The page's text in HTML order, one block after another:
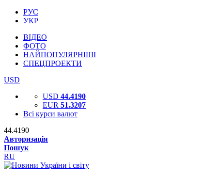
РУС
УКР
ВІДЕО
ФОТО
НАЙПОПУЛЯРНІШІ
СПЕЦПРОЕКТИ
USD
USD 44.4190
EUR 51.3207
Всі курси валют
44.4190
Авторизація
Пошук
RU